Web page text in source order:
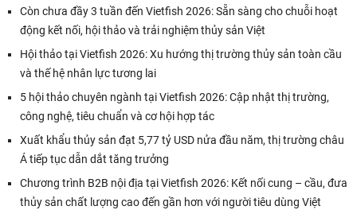
Còn chưa đầy 3 tuần đến Vietfish 2026: Sẵn sàng cho chuỗi hoạt
động kết nối, hội thảo và trải nghiệm thủy sản Việt
Hội thảo tại Vietfish 2026: Xu hướng thị trường thủy sản toàn cầu
và thế hệ nhân lực tương lai
5 hội thảo chuyên ngành tại Vietfish 2026: Cập nhật thị trường,
công nghệ, tiêu chuẩn và cơ hội hợp tác
Xuất khẩu thủy sản đạt 5,77 tỷ USD nửa đầu năm, thị trường châu
Á tiếp tục dẫn dắt tăng trưởng
Chương trình B2B nội địa tại Vietfish 2026: Kết nối cung – cầu, đưa
thủy sản chất lượng cao đến gần hơn với người tiêu dùng Việt